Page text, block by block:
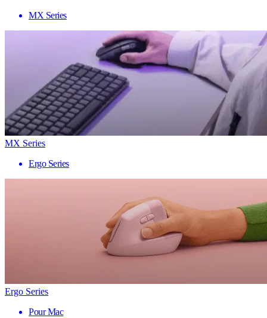
MX Series
MX Series
Ergo Series
Ergo Series
Pour Mac